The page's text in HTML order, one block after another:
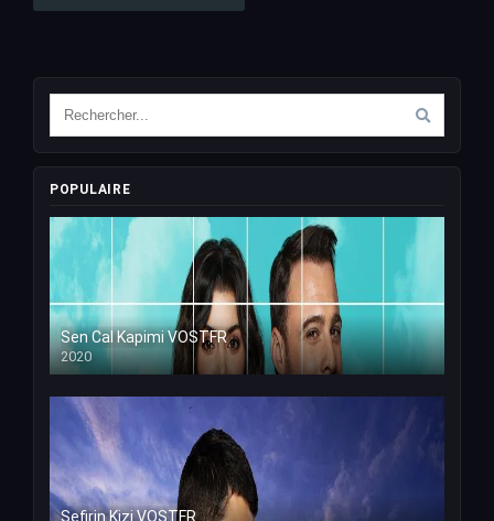
POPULAIRE
Sen Cal Kapimi VOSTFR
2020
Sefirin Kizi VOSTFR